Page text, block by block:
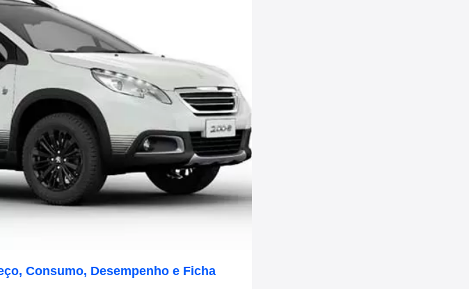
Consumo, Desempenho e Ficha